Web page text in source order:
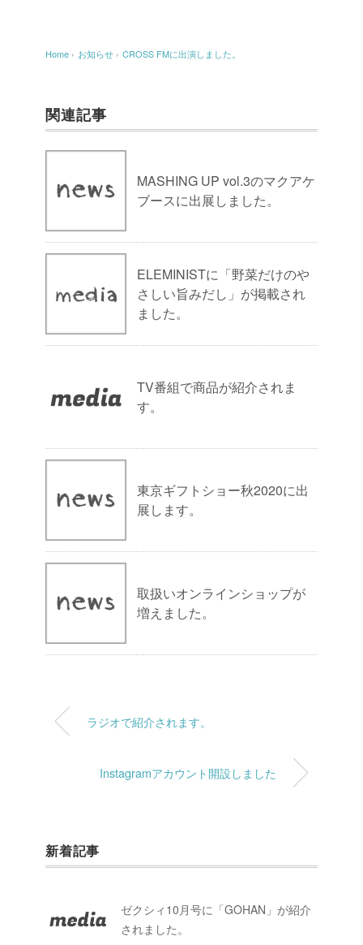
Home › お知らせ › CROSS FMに出演しました。
関連記事
MASHING UP vol.3のマクアケ
ブースに出展しました。
ELEMINISTに「野菜だけのや
さしい旨みだし」が掲載され
ました。
TV番組で商品が紹介されま
す。
東京ギフトショー秋2020に出
展します。
取扱いオンラインショップが
増えました。
ラジオで紹介されます。
Instagramアカウント開設しました
新着記事
ゼクシィ10月号に「GOHAN」が紹介
されました。